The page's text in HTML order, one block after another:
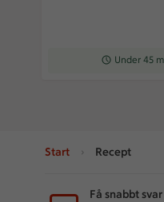
Receptet tar
Under 45
Start Recept
Få snabbt svar